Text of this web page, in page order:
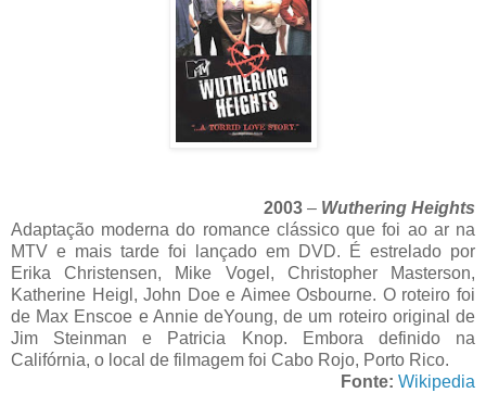
2003 – Wuthering Heights
Adaptação moderna do romance clássico que foi ao ar na
MTV e mais tarde foi lançado em DVD. É estrelado por
Erika Christensen, Mike Vogel, Christopher Masterson,
Katherine Heigl, John Doe e Aimee Osbourne. O roteiro foi
de Max Enscoe e Annie deYoung, de um roteiro original de
Jim Steinman e Patricia Knop. Embora definido na
Califórnia, o local de filmagem foi Cabo Rojo, Porto Rico.
Fonte: Wikipedia